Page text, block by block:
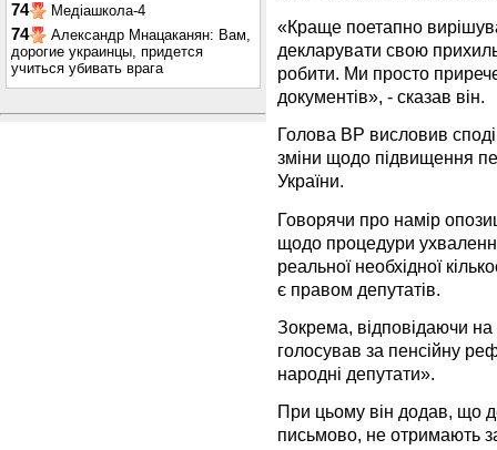
74 Медіашкола-4
74
Александр Мнацаканян: Вам,
дорогие украинцы, придется
учиться убивать врага
«Краще поетапно
декларувати свою
робити. Ми просто
документів», - сказав він.
Голова ВР висловив
зміни щодо підвищення
України.
Говорячи про намір
щодо процедури
реальної необхідної
є правом депутатів.
Зокрема, відповідаючи
голосував за пенсійну
народні депутати».
При цьому він додав, що
письмово, не отримають